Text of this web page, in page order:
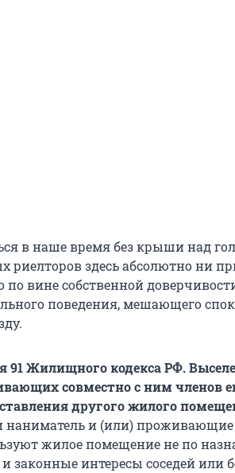
в наше время без крыши над
риелторов здесь абсолютно ни
по вине собственной
поведения, мешающего
91 Жилищного кодекса РФ.
совместно с ним членов
другого жилого
наниматель и (или) проживающие
жилое помещение не по
законные интересы соседей или